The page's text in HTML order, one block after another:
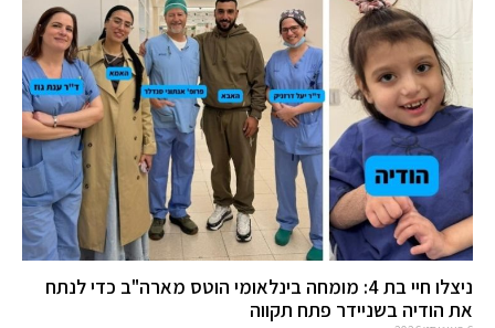
ניצלו חיי בת 4: מומחה בינלאומי הוטס מארה"ב כדי לנתח
את הודיה בשניידר פתח תקווה